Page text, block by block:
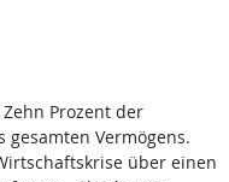
Prozent der
gesamten Vermögens.
über einen